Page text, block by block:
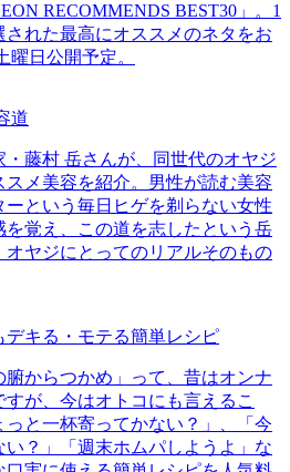
RECOMMENDS BEST30」。1
された最高にオススメのネタをお
曜日公開予定。
道
・藤村 岳さんが、同世代のオヤジ
スメ美容を紹介。男性が読む美容
という毎日ヒゲを剃らない女性
を覚え、この道を志したという岳
オヤジにとってのリアルそのもの
デキる・モテる簡単レシピ
腑からつかめ」って、昔はオンナ
が、今はオトコにも言えるこ
っと一杯寄ってかない？」、「今
い？」「週末ホムパしようよ」な